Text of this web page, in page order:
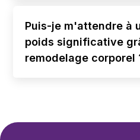
Puis-je m'attendre à
poids significative
remodelage corporel